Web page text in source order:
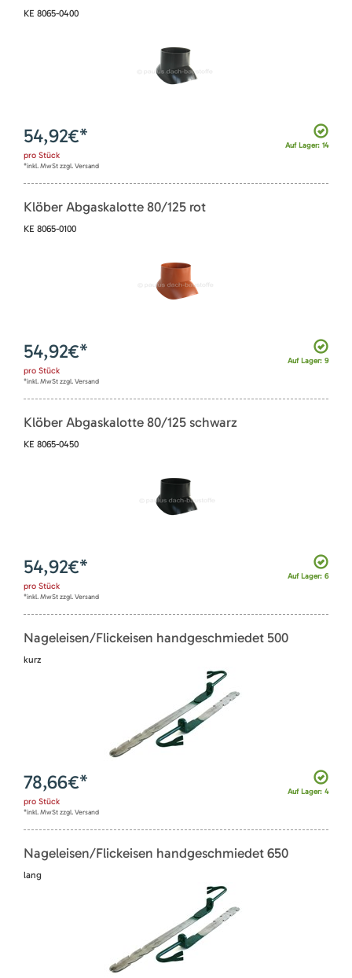
KE 8065-0400
Auf Lager: 14
54,92€*
pro Stück
*inkl. MwSt zzgl. Versand
Klöber Abgaskalotte 80/125 rot
KE 8065-0100
Auf Lager: 9
54,92€*
pro Stück
*inkl. MwSt zzgl. Versand
Klöber Abgaskalotte 80/125 schwarz
KE 8065-0450
Auf Lager: 6
54,92€*
pro Stück
*inkl. MwSt zzgl. Versand
Nageleisen/Flickeisen handgeschmiedet 500
kurz
Auf Lager: 4
78,66€*
pro Stück
*inkl. MwSt zzgl. Versand
Nageleisen/Flickeisen handgeschmiedet 650
lang